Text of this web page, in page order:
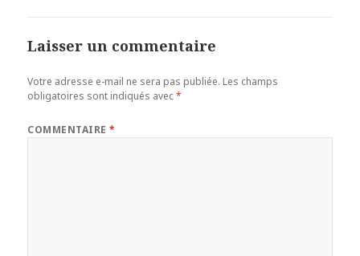
Laisser un commentaire
Votre adresse e-mail ne sera pas publiée. Les champs
obligatoires sont indiqués avec*
COMMENTAIRE*